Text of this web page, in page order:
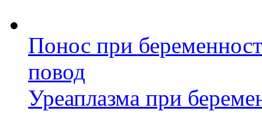
Понос при
повод
Уреаплазма при